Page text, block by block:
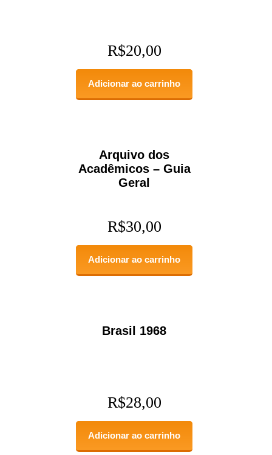
R$20,00
Adicionar ao carrinho
Arquivo dos
Acadêmicos – Guia
Geral
R$30,00
Adicionar ao carrinho
Brasil 1968
R$28,00
Adicionar ao carrinho